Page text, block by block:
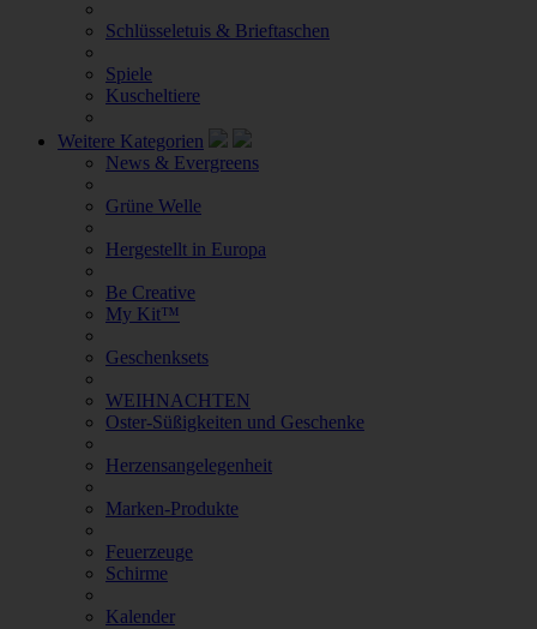
Schlüsseletuis & Brieftaschen
Spiele
Kuscheltiere
Weitere Kategorien
News & Evergreens
Grüne Welle
Hergestellt in Europa
Be Creative
My Kit™
Geschenksets
WEIHNACHTEN
Oster-Süßigkeiten und Geschenke
Herzensangelegenheit
Marken-Produkte
Feuerzeuge
Schirme
Kalender